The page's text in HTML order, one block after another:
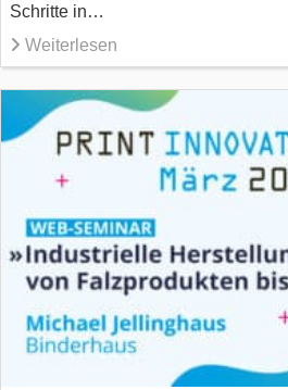
Schritte in…
Weiterlesen